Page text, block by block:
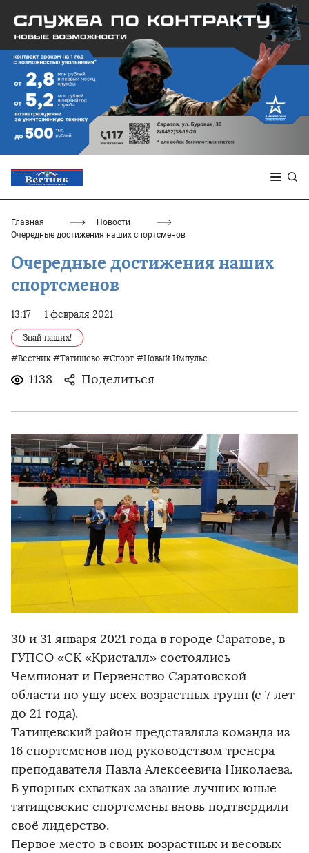
Главная
Новости
Очередные достижения наших спортсменов
Очередные достижения наших
спортсменов
13:17 1 февраля 2021
Знай наших!
#Вестник #Татищево #Спорт #Новый Импульс
1138 Поделиться
30 и 31 января 2021 года в городе Саратове, в
ГУПСО «СК «Кристалл» состоялись
Чемпионат и Первенство Саратовской
области по ушу всех возрастных групп (с 7 лет
до 21 года).
Татищевский район представляла команда из
16 спортсменов под руководством тренера-
преподавателя Павла Алексеевича Николаева.
В упорных схватках за звание лучших юные
татищевские спортсмены вновь подтвердили
своё лидерство.
Первое место в своих возрастных и весовых